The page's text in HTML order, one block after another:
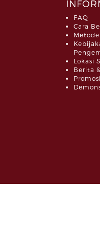
FAQ
Cara
Lokasi
Berita
Promosi